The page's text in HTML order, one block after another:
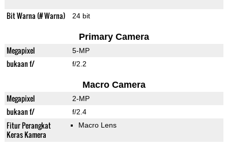
Bit Warna (# Warna) 24 bit
Primary Camera
Megapixel 5-MP
bukaan f/ f/2.2
Macro Camera
Megapixel 2-MP
bukaan f/ f/2.4
Fitur Perangkat
Keras Kamera
Macro Lens